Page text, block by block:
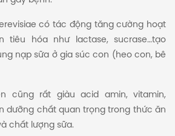
có tác động tăng cường hoạt
tiêu hóa như lactase, sucrase…tạo
nạp sữa ở gia súc con (heo con, bê
cũng rất giàu acid amin, vitamin,
dưỡng chất quan trọng trong thức ăn
chất lượng sữa.